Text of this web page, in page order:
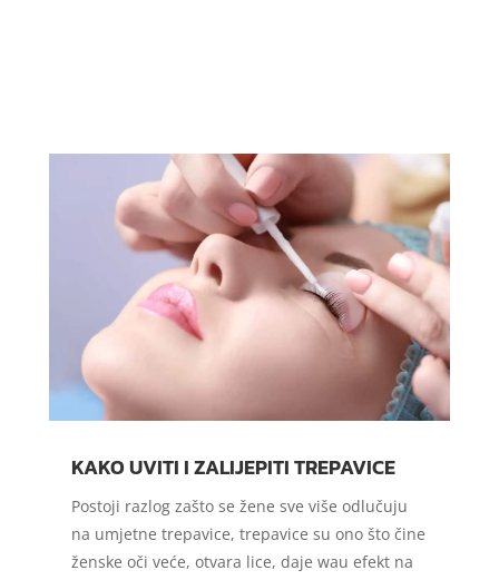
KAKO UVITI I ZALIJEPITI TREPAVICE
Postoji razlog zašto se žene sve više odlučuju
na umjetne trepavice, trepavice su ono što čine
ženske oči veće, otvara lice, daje wau efekt na